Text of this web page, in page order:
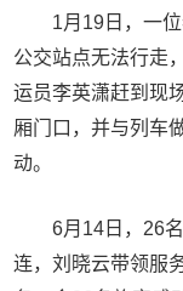
1月19日，一
公交站点无法行走
运员李英潇赶到现
厢门口，并与列车
动。
6月14日，26
连，刘晓云带领服